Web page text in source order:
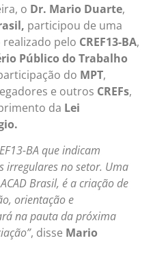
o Dr. Mario Duarte,
participou de uma
realizado pelo CREF13-BA,
Público do Trabalho
do MPT,
e outros CREFs,
da Lei
BA que indicam
irregulares no setor. Uma
Brasil, é a criação de
orientação e
na pauta da próxima
, disse Mario